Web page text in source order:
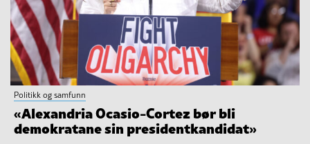
Politikk og samfunn
«Alexandria Ocasio-Cortez bør bli
demokratane sin presidentkandidat»